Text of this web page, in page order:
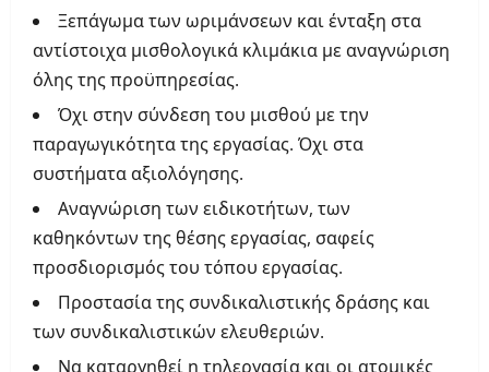
Ξεπάγωμα των ωριμάνσεων και ένταξη στα
αντίστοιχα μισθολογικά κλιμάκια με αναγνώριση
όλης της προϋπηρεσίας.
Όχι στην σύνδεση του μισθού με την
παραγωγικότητα της εργασίας. Όχι στα
συστήματα αξιολόγησης.
Αναγνώριση των ειδικοτήτων, των
καθηκόντων της θέσης εργασίας, σαφείς
προσδιορισμός του τόπου εργασίας.
Προστασία της συνδικαλιστικής δράσης και
των συνδικαλιστικών ελευθεριών.
Να καταργηθεί η τηλεργασία και οι ατομικές